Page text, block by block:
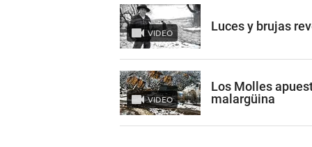
VIDEO Luces y brujas
VIDEO
Los Molles
malargüina